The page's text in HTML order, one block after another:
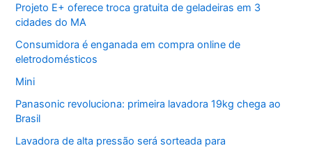
Projeto E+ oferece troca gratuita de geladeiras em 3
cidades do MA
Consumidora é enganada em compra online de
eletrodomésticos
Mini
Panasonic revoluciona: primeira lavadora 19kg chega ao
Brasil
Lavadora de alta pressão será sorteada para